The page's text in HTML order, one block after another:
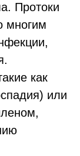
Протоки
многим
как
или